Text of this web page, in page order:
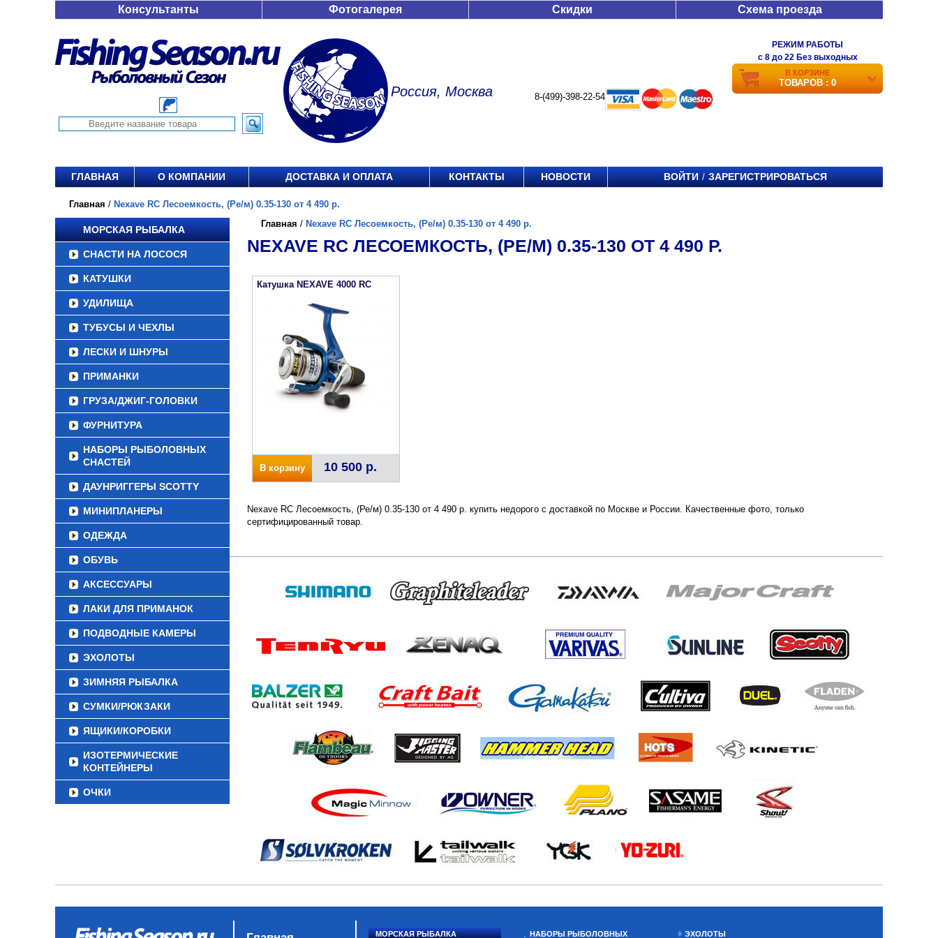
Консультанты Фотогалерея Скидки Схема проезда
Россия, Москва 8-(499)-398-22-54
РЕЖИМ РАБОТЫ
c 8 до 22 Без выходных
В КОРЗИНЕ
ТОВАРОВ : 0
ГЛАВНАЯ О КОМПАНИИ ДОСТАВКА И ОПЛАТА КОНТАКТЫ НОВОСТИ ВОЙТИ / ЗАРЕГИСТРИРОВАТЬСЯ
Главная / Nexave RC Лесоемкость, (Ре/м) 0.35-130 от 4 490 р.
МОРСКАЯ РЫБАЛКА
СНАСТИ НА ЛОСОСЯ
КАТУШКИ
УДИЛИЩА
ТУБУСЫ И ЧЕХЛЫ
ЛЕСКИ И ШНУРЫ
ПРИМАНКИ
ГРУЗА/ДЖИГ-ГОЛОВКИ
ФУРНИТУРА
НАБОРЫ РЫБОЛОВНЫХ
СНАСТЕЙ
ДАУНРИГГЕРЫ SCOTTY
МИНИПЛАНЕРЫ
ОДЕЖДА
ОБУВЬ
АКСЕССУАРЫ
ЛАКИ ДЛЯ ПРИМАНОК
ПОДВОДНЫЕ КАМЕРЫ
ЭХОЛОТЫ
ЗИМНЯЯ РЫБАЛКА
СУМКИ/РЮКЗАКИ
ЯЩИКИ/КОРОБКИ
ИЗОТЕРМИЧЕСКИЕ
КОНТЕЙНЕРЫ
ОЧКИ
Главная / Nexave RC Лесоемкость, (Ре/м) 0.35-130 от 4 490 р.
NEXAVE RC ЛЕСОЕМКОСТЬ, (РЕ/М) 0.35-130 ОТ 4 490 Р.
Катушка NEXAVE 4000 RC
В корзину 10 500 р.
Nexave RC Лесоемкость, (Ре/м) 0.35-130 от 4 490 р. купить недорого с доставкой по Москве и России. Качественные фото, только
сертифицированный товар.
МОРСКАЯ РЫБАЛКА НАБОРЫ РЫБОЛОВНЫХ ЭХОЛОТЫ